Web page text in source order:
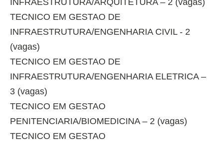
INFRAESTRUTURA/ARQUITETURA – 2 (vagas)
TECNICO EM GESTAO DE
INFRAESTRUTURA/ENGENHARIA CIVIL - 2
(vagas)
TECNICO EM GESTAO DE
INFRAESTRUTURA/ENGENHARIA ELETRICA –
3 (vagas)
TECNICO EM GESTAO
PENITENCIARIA/BIOMEDICINA – 2 (vagas)
TECNICO EM GESTAO